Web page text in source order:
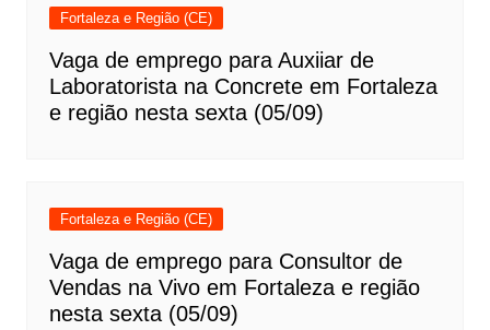
Fortaleza e Região (CE)
Vaga de emprego para Auxiiar de
Laboratorista na Concrete em Fortaleza
e região nesta sexta (05/09)
Fortaleza e Região (CE)
Vaga de emprego para Consultor de
Vendas na Vivo em Fortaleza e região
nesta sexta (05/09)